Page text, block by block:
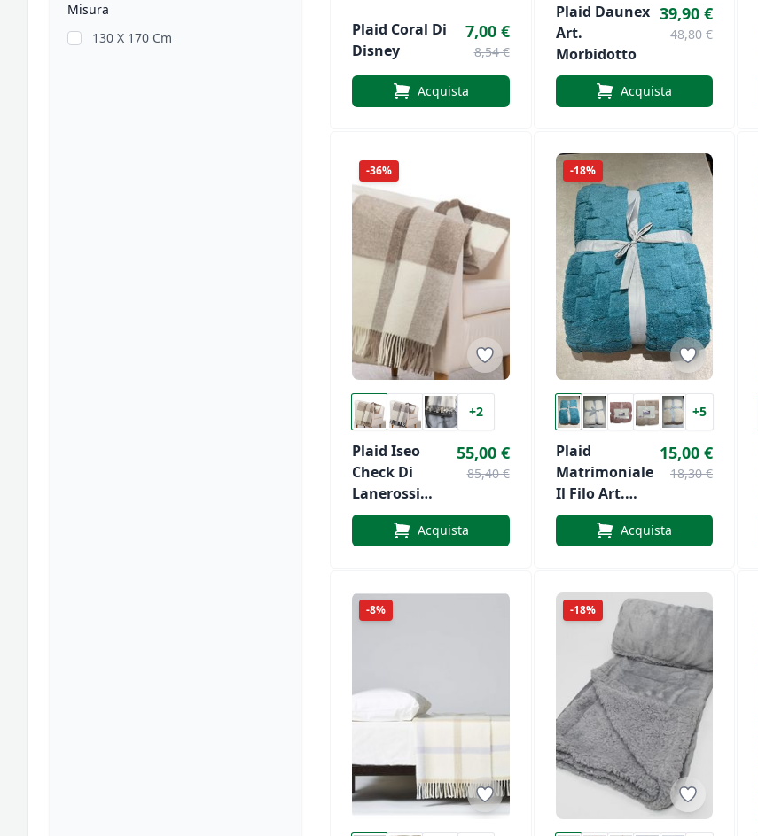
Misura
130 X 170 Cm
Plaid Coral Di
Disney
7,00 €
8,54 €
Acquista
Plaid Daunex
Art.
Morbidotto
39,90 €
48,80 €
Acquista
-36%
+2
Plaid Iseo
Check Di
Lanerossi
100% Lana
Vergine
55,00 €
85,40 €
Acquista
-18%
+5
Plaid
Matrimoniale
Il Filo Art.
Alaska
15,00 €
18,30 €
Acquista
-8% -18%